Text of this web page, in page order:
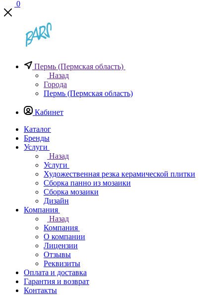
0
Пермь (Пермская область)
Назад
Города
Пермь (Пермская область)
Кабинет
Каталог
Бренды
Услуги
Назад
Услуги
Художественная резка керамической плитки
Сборка панно из мозаики
Сборка мозаики
Дизайн
Компания
Назад
Компания
О компании
Лицензии
Отзывы
Реквизиты
Оплата и доставка
Гарантия и возврат
Контакты